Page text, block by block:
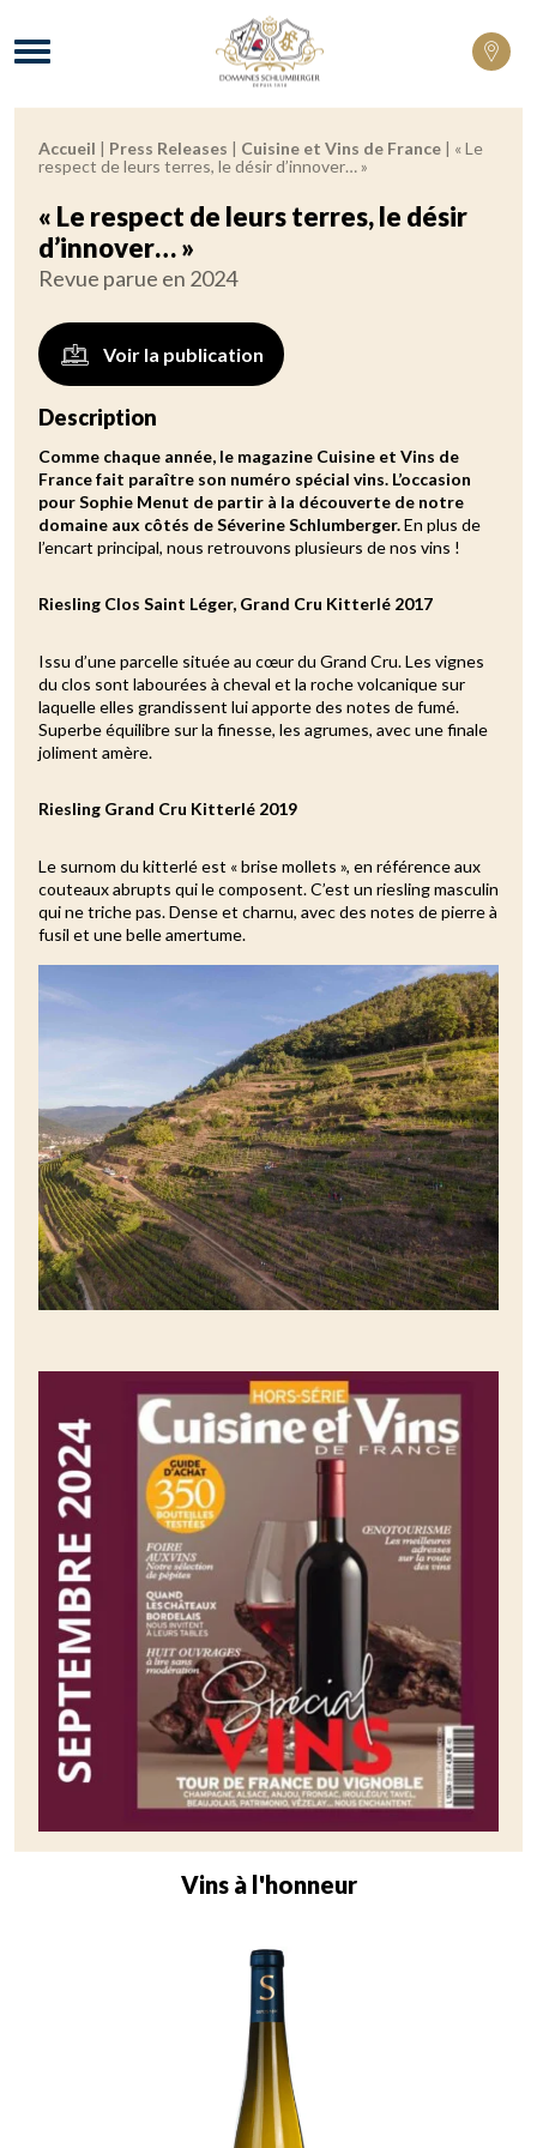
Domaines Schlumberger Vignerons
Menu
Fil d'Ariane :
Accueil | Press Releases | Cuisine et Vins de France | « Le
respect de leurs terres, le désir d’innover… »
« Le respect de leurs terres, le désir
d’innover… »
Revue parue en 2024
Voir la publication
Description
Comme chaque année, le magazine Cuisine et Vins de
France fait paraître son numéro spécial vins. L’occasion
pour Sophie Menut de partir à la découverte de notre
domaine aux côtés de Séverine Schlumberger.En plus de
l’encart principal, nous retrouvons plusieurs de nos vins !
Riesling Clos Saint Léger, Grand Cru Kitterlé 2017
Issu d’une parcelle située au cœur du Grand Cru. Les vignes
du clos sont labourées à cheval et la roche volcanique sur
laquelle elles grandissent lui apporte des notes de fumé.
Superbe équilibre sur la finesse, les agrumes, avec une finale
joliment amère.
Riesling Grand Cru Kitterlé 2019
Le surnom du kitterlé est « brise mollets », en référence aux
couteaux abrupts qui le composent. C’est un riesling masculin
qui ne triche pas. Dense et charnu, avec des notes de pierre à
fusil et une belle amertume.
Vins à l'honneur